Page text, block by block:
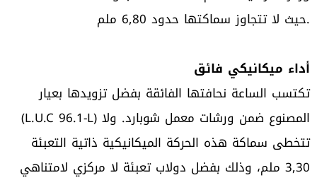
حيث لا تتجاوز سماكتها حدود 6,80 ملم.
أداء ميكانيكي فائق
تكتسب الساعة نحافتها الفائقة بفضل تزويدها بعيار
(L.U.C 96.1-L) المصنوع ضمن ورشات معمل شوبارد. ولا
تتخطى سماكة هذه الحركة الميكانيكية ذاتية التعبئة
3,30 ملم، وذلك بفضل دولاب تعبئة لا مركزي لامتناهي